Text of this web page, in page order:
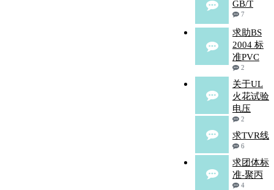
GB/T
7
求助BS
2004 标
准PVC
2
关于UL
火花试验
电压
2
求TVR线
6
求团体标
准-聚丙
4